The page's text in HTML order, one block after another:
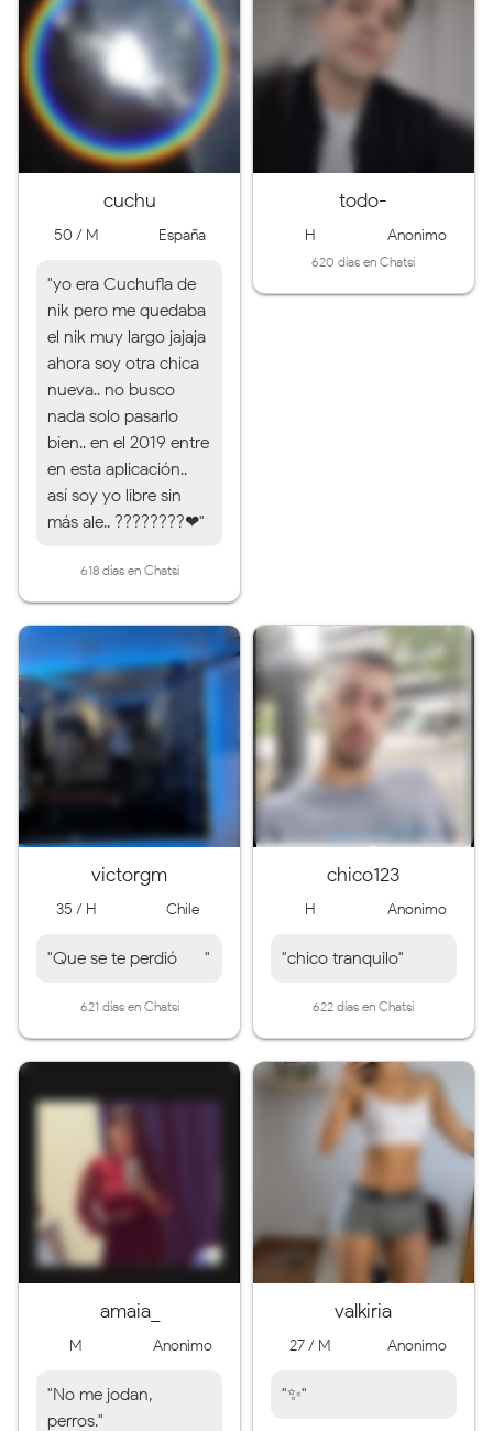
cuchu
50 / M España
"yo era Cuchufla de
nik pero me quedaba
el nik muy largo jajaja
ahora soy otra chica
nueva.. no busco
nada solo pasarlo
bien.. en el 2019 entre
en esta aplicación..
así soy yo libre sin
más ale.. ????????❤"
618 días en Chatsi
todo-
H Anonimo
620 días en Chatsi
victorgm
35 / H Chile
"Que se te perdió -_-"
621 días en Chatsi
chico123
H Anonimo
"chico tranquilo"
622 días en Chatsi
amaia_
M Anonimo
"No me jodan,
perros."
valkiria
27 / M Anonimo
"✨"